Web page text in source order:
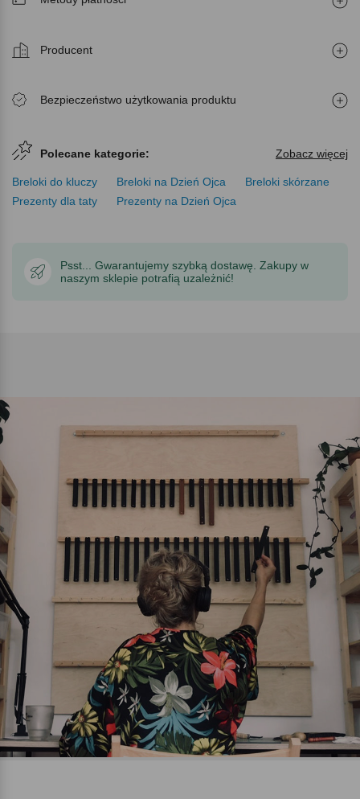
Producent
Bezpieczeństwo użytkowania produktu
Polecane kategorie: Zobacz więcej
Breloki do kluczy Breloki na Dzień Ojca
Breloki skórzane
Prezenty dla taty
Prezenty na Dzień Ojca
Psst... Gwarantujemy szybką dostawę. Zakupy w
naszym sklepie potrafią uzależnić!